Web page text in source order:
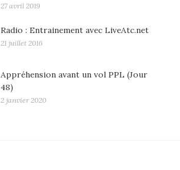
27 avril 2019
Radio : Entrainement avec LiveAtc.net
21 juillet 2016
Appréhension avant un vol PPL (Jour
48)
2 janvier 2020